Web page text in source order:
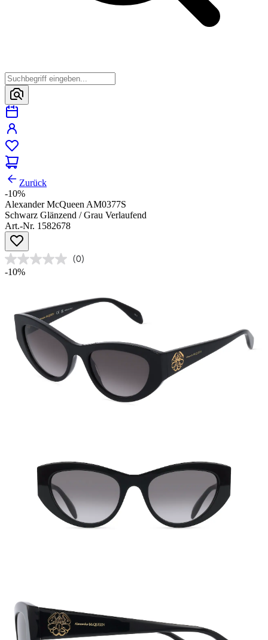
Zurück
-10%
Alexander McQueen AM0377S
Schwarz Glänzend / Grau Verlaufend
Art.-Nr. 1582678
(0)
-10%